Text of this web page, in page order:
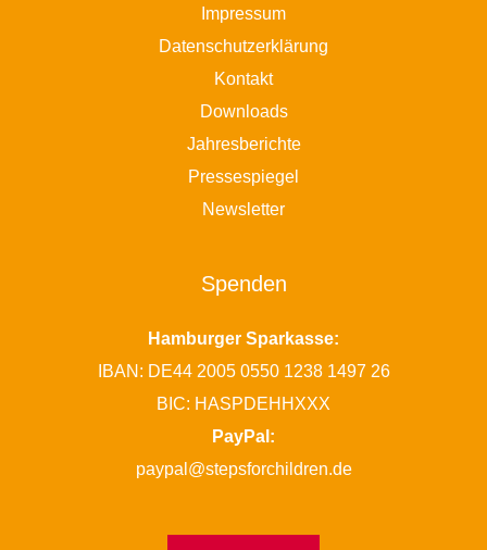
Impressum
Datenschutzerklärung
Kontakt
Downloads
Jahresberichte
Pressespiegel
Newsletter
Spenden
Hamburger Sparkasse:
IBAN: DE44 2005 0550 1238 1497 26
BIC: HASPDEHHXXX
PayPal:
paypal@stepsforchildren.de